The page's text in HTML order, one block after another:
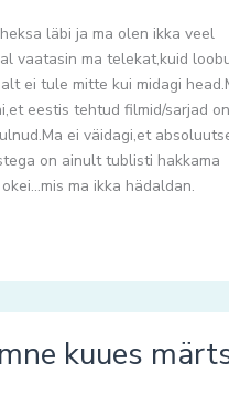
läbi ja ma olen ikka veel
vaatasin ma telekat,kuid
ei tule mitte kui midagi
eestis tehtud filmid/sarjad on
ei väidagi,et
on ainult tublisti hakkama
ma ikka hädaldan.
kuues